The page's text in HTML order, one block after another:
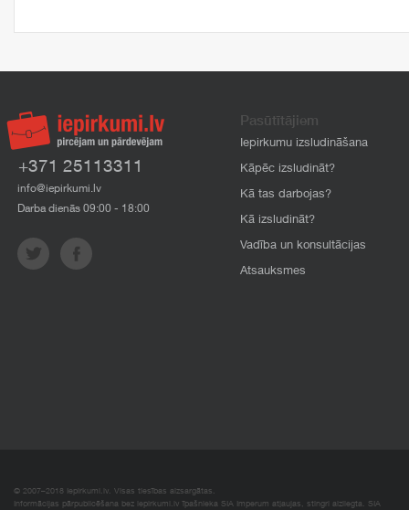
+371 25113311
info@iepirkumi.lv
Darba dienās 09:00 - 18:00
Pasūtītājiem
Iepirkumu izsludināšana
Kāpēc izsludināt?
Kā tas darbojas?
Kā izsludināt?
Vadība un konsultācijas
Atsauksmes
© 2007–2018 Iepirkumi.lv. Visas tiesības aizsargātas.
Informācijas pārpublicēšana bez iepirkumi.lv īpašnieka SIA Imperum atļaujas, stingri aizliegta. SIA